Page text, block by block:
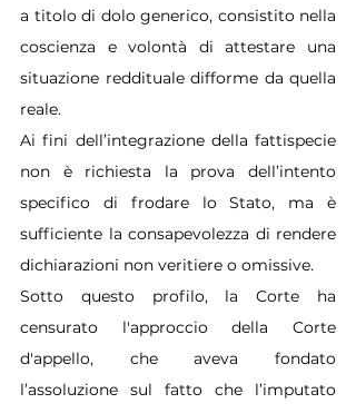
a titolo di dolo generico, consistito nella
coscienza e volontà di attestare una
situazione reddituale difforme da quella
reale.
Ai fini dell’integrazione della fattispecie
non è richiesta la prova dell’intento
specifico di frodare lo Stato, ma è
sufficiente la consapevolezza di rendere
dichiarazioni non veritiere o omissive.
Sotto questo profilo, la Corte ha
censurato l'approccio della Corte
d'appello, che aveva fondato
l’assoluzione sul fatto che l’imputato